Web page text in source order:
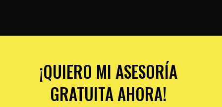
¡QUIERO MI ASESORÍA
GRATUITA AHORA!